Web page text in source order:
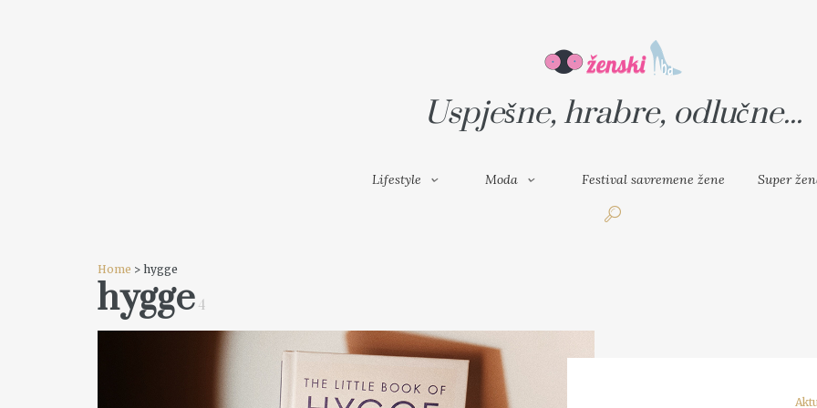
SUPER ŽENA
Uspješne, hrabre, odlučne...
Lifestyle Moda Festival savremene žene Super
Home > hygge
hygge 4